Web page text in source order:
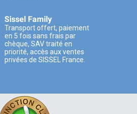
Sissel Family
Transport offert, paiement
en 5 fois sans frais par
chèque, SAV traité en
priorité, accès aux ventes
privées de SISSEL France.